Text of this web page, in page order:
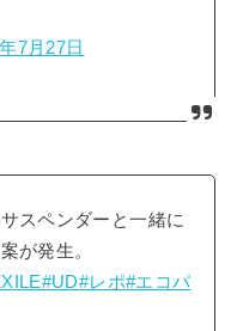
7月27日
スペンダーと一緒に
が発生。
#UD#レポ#エコパ